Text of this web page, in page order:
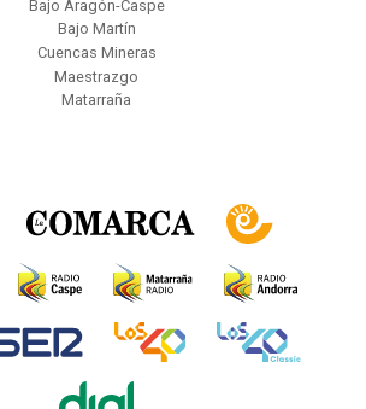
Bajo Aragón-Caspe
Bajo Martín
Cuencas Mineras
Maestrazgo
Matarraña